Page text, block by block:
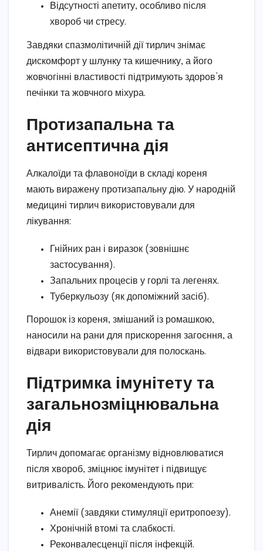
Відсутності апетиту, особливо після
хвороб чи стресу.
Завдяки спазмолітичній дії тирлич знімає
дискомфорт у шлунку та кишечнику, а його
жовчогінні властивості підтримують здоров’я
печінки та жовчного міхура.
Протизапальна та
антисептична дія
Алкалоїди та флавоноїди в складі кореня
мають виражену протизапальну дію. У народній
медицині тирлич використовували для
лікування:
Гнійних ран і виразок (зовнішнє
застосування).
Запальних процесів у горлі та легенях.
Туберкульозу (як допоміжний засіб).
Порошок із кореня, змішаний із ромашкою,
наносили на рани для прискорення загоєння, а
відвари використовували для полоскань.
Підтримка імунітету та
загальнозміцнювальна
дія
Тирлич допомагає організму відновлюватися
після хвороб, зміцнює імунітет і підвищує
витривалість. Його рекомендують при:
Анемії (завдяки стимуляції еритропоезу).
Хронічній втомі та слабкості.
Реконвалесценції після інфекцій.